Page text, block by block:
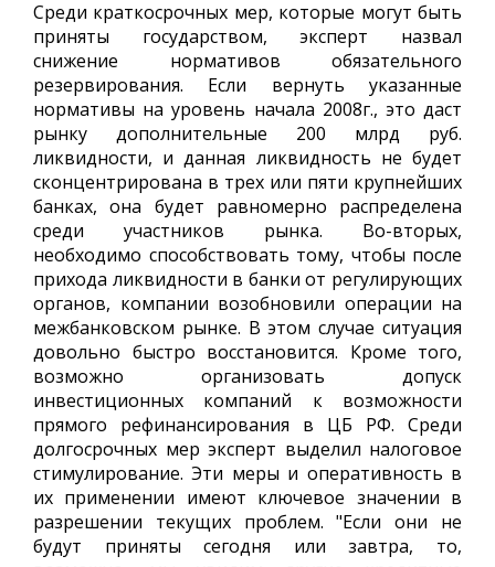
Среди краткосрочных мер, которые могут быть
приняты государством, эксперт назвал
снижение нормативов обязательного
резервирования. Если вернуть указанные
нормативы на уровень начала 2008г., это даст
рынку дополнительные 200 млрд руб.
ликвидности, и данная ликвидность не будет
сконцентрирована в трех или пяти крупнейших
банках, она будет равномерно распределена
среди участников рынка. Во-вторых,
необходимо способствовать тому, чтобы после
прихода ликвидности в банки от регулирующих
органов, компании возобновили операции на
межбанковском рынке. В этом случае ситуация
довольно быстро восстановится. Кроме того,
возможно организовать допуск
инвестиционных компаний к возможности
прямого рефинансирования в ЦБ РФ. Среди
долгосрочных мер эксперт выделил налоговое
стимулирование. Эти меры и оперативность в
их применении имеют ключевое значении в
разрешении текущих проблем. "Если они не
будут приняты сегодня или завтра, то,